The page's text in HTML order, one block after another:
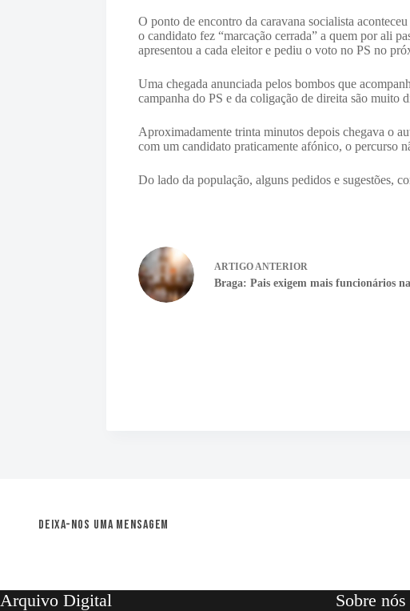
O ponto de encontro da caravana socialista
o candidato fez “marcação cerrada” a quem por ali
apresentou a cada eleitor e pediu o voto no PS no
Uma chegada anunciada pelos bombos que
campanha do PS e da coligação de direita são muito
Aproximadamente trinta minutos depois chegava o
com um candidato praticamente afónico, o percurso
Do lado da população, alguns pedidos e sugestões,
ARTIGOANTERIOR
Braga: Pais exigem mais funcionários
Deixa-nos uma mensagem
Arquivo Digital Sobre nós